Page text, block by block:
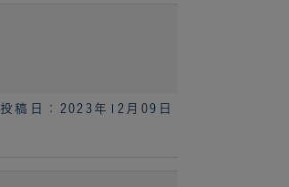
投稿日：2023年12月09日